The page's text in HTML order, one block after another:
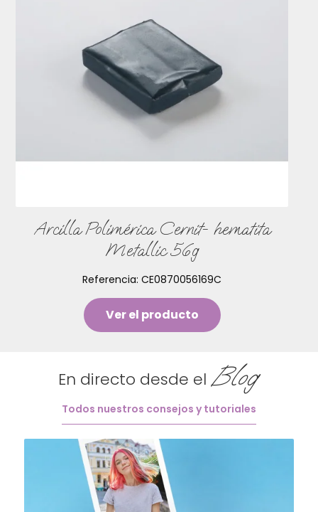
Arcilla Polimérica Cernit- hematita
Metallic 56g
Referencia: CE0870056169C
Ver el producto
En directo desde el Blog
Todos nuestros consejos y tutoriales